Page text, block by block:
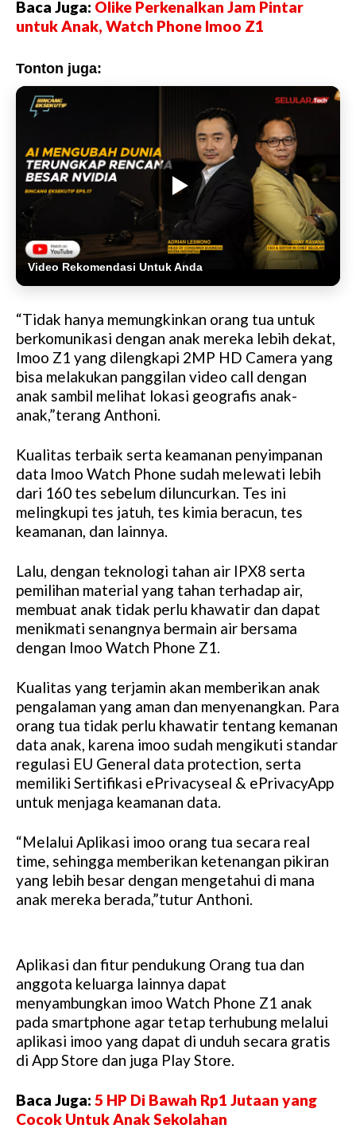
Baca Juga: Olike Perkenalkan Jam Pintar
untuk Anak, Watch Phone Imoo Z1
Tonton juga:
Video Rekomendasi Untuk Anda
“Tidak hanya memungkinkan orang tua untuk
berkomunikasi dengan anak mereka lebih dekat,
Imoo Z1 yang dilengkapi 2MP HD Camera yang
bisa melakukan panggilan video call dengan
anak sambil melihat lokasi geografis anak-
anak,”terang Anthoni.
Kualitas terbaik serta keamanan penyimpanan
data Imoo Watch Phone sudah melewati lebih
dari 160 tes sebelum diluncurkan. Tes ini
melingkupi tes jatuh, tes kimia beracun, tes
keamanan, dan lainnya.
Lalu, dengan teknologi tahan air IPX8 serta
pemilihan material yang tahan terhadap air,
membuat anak tidak perlu khawatir dan dapat
menikmati senangnya bermain air bersama
dengan Imoo Watch Phone Z1.
Kualitas yang terjamin akan memberikan anak
pengalaman yang aman dan menyenangkan. Para
orang tua tidak perlu khawatir tentang kemanan
data anak, karena imoo sudah mengikuti standar
regulasi EU General data protection, serta
memiliki Sertifikasi ePrivacyseal & ePrivacyApp
untuk menjaga keamanan data.
“Melalui Aplikasi imoo orang tua secara real
time, sehingga memberikan ketenangan pikiran
yang lebih besar dengan mengetahui di mana
anak mereka berada,”tutur Anthoni.
Aplikasi dan fitur pendukung Orang tua dan
anggota keluarga lainnya dapat
menyambungkan imoo Watch Phone Z1 anak
pada smartphone agar tetap terhubung melalui
aplikasi imoo yang dapat di unduh secara gratis
di App Store dan juga Play Store.
Baca Juga: 5 HP Di Bawah Rp1 Jutaan yang
Cocok Untuk Anak Sekolahan